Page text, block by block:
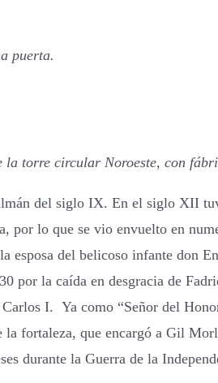
puerta.
la torre circular Noroeste, con
del siglo IX. En el siglo XII
por lo que se vio envuelto en
esposa del belicoso infante don
por la caída en desgracia de
I. Ya como “Señor del
la fortaleza, que encargó a Gil
durante la Guerra de la